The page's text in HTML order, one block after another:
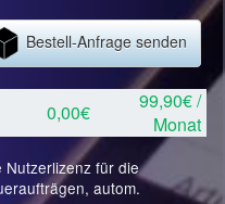
Bestell-Anfrage senden
0,00€
99,90€ /
Monat
Nutzerlizenz für die
autom.